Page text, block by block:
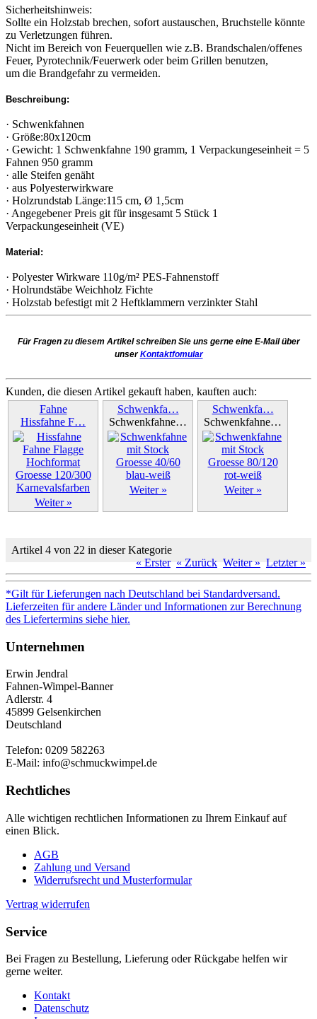
Sicherheitshinweis:
Sollte ein Holzstab brechen, sofort austauschen, Bruchstelle könnte
zu Verletzungen führen.
Nicht im Bereich von Feuerquellen wie z.B. Brandschalen/offenes
Feuer, Pyrotechnik/Feuerwerk oder beim Grillen benutzen,
um die Brandgefahr zu vermeiden.
Beschreibung:
· Schwenkfahnen
· Größe:80x120cm
· Gewicht: 1 Schwenkfahne 190 gramm, 1 Verpackungeseinheit = 5
Fahnen 950 gramm
· alle Steifen genäht
· aus Polyesterwirkware
· Holzrundstab Länge:115 cm, Ø 1,5cm
· Angegebener Preis git für insgesamt 5 Stück 1
Verpackungeseinheit (VE)
Material:
· Polyester Wirkware 110g/m² PES-Fahnenstoff
· Holrundstäbe Weichholz Fichte
· Holzstab befestigt mit 2 Heftklammern verzinkter Stahl
Für Fragen zu diesem Artikel schreiben Sie uns gerne eine E-Mail über
unserKontaktfomular
Kunden, die diesen Artikel gekauft haben, kauften auch:
Fahne
Hissfahne F…
Weiter »
Schwenkfa…
Schwenkfahne…
Weiter »
Schwenkfa…
Schwenkfahne…
Weiter »
Artikel 4 von 22 in dieser Kategorie
« Erster « Zurück Weiter » Letzter »
*Gilt für Lieferungen nach Deutschland bei Standardversand.
Lieferzeiten für andere Länder und Informationen zur Berechnung
des Liefertermins siehe hier.
Unternehmen
Erwin Jendral
Fahnen-Wimpel-Banner
Adlerstr. 4
45899 Gelsenkirchen
Deutschland
Telefon: 0209 582263
E-Mail: info@schmuckwimpel.de
Rechtliches
Alle wichtigen rechtlichen Informationen zu Ihrem Einkauf auf
einen Blick.
AGB
Zahlung und Versand
Widerrufsrecht und Musterformular
Vertrag widerrufen
Service
Bei Fragen zu Bestellung, Lieferung oder Rückgabe helfen wir
gerne weiter.
Kontakt
Datenschutz